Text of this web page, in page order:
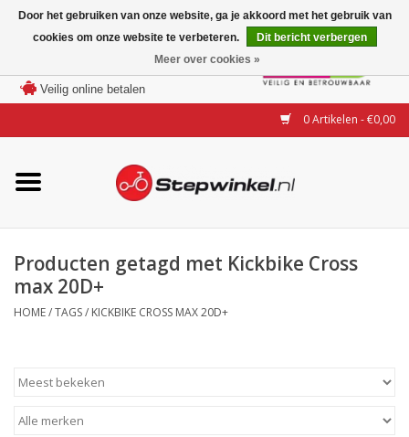
Veilig online betalen
0 Artikelen - €0,00
Merken
Modellen
Accessoires
Steps huren of uitproberen
Producten getagd met Kickbike Cross
max 20D+
HOME/TAGS/ KICKBIKE CROSS MAX 20D+
Door het gebruiken van onze website, ga je akkoord met het gebruik van
cookies om onze website te verbeteren.
Dit bericht verbergen
Meer over cookies »